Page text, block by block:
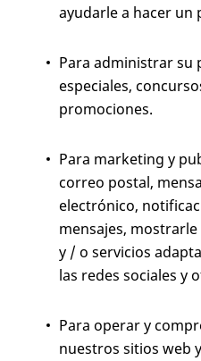
ayudarle a hacer un
Para administrar su
especiales,
promociones.
Para marketing y
correo postal,
electrónico,
mensajes,
y / o servicios
las redes sociales y
Para operar y
nuestros sitios web